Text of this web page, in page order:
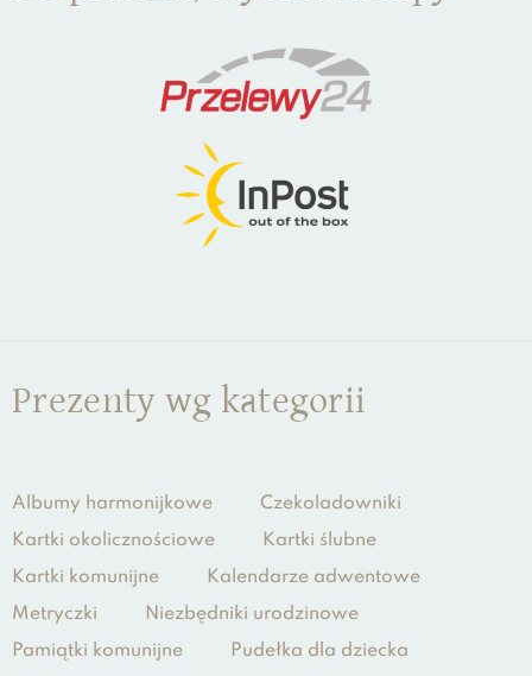
Prezenty wg kategorii
Albumy harmonijkowe
Czekoladowniki
Kartki okolicznościowe
Kartki ślubne
Kartki komunijne
Kalendarze adwentowe
Metryczki
Niezbędniki urodzinowe
Pamiątki komunijne
Pudełka dla dziecka